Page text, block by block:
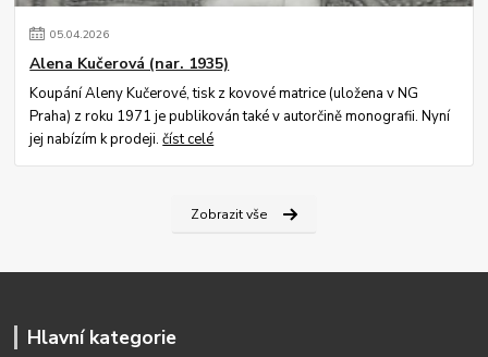
05.04.2026
Alena Kučerová (nar. 1935)
Koupání Aleny Kučerové, tisk z kovové matrice (uložena v NG
Praha) z roku 1971 je publikován také v autorčině monografii. Nyní
jej nabízím k prodeji.číst celé
Zobrazit vše
Hlavní kategorie